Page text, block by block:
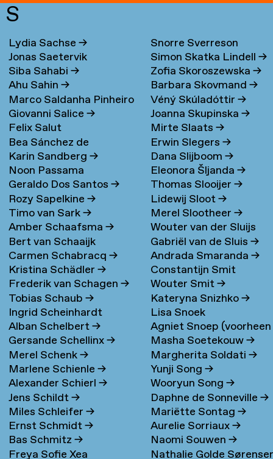
S
Lydia Sachse→
Jonas Saetervik
Siba Sahabi→
Ahu Sahin→
Marco Saldanha Pinheiro
→
Giovanni Salice→
Felix Salut
Bea Sánchez de
Lamadrid Bayón→
Karin Sandberg→
Noon Passama
Sanpatchayapong→
Geraldo Dos Santos→
Rozy Sapelkine→
Timo van Sark→
Amber Schaafsma→
Bert van Schaaijk
Carmen Schabracq→
Kristina Schädler→
Frederik van Schagen→
Tobias Schaub→
Ingrid Scheinhardt
Alban Schelbert→
Gersande Schellinx→
Merel Schenk→
Marlene Schienle→
Alexander Schierl→
Jens Schildt→
Miles Schleifer→
Ernst Schmidt→
Bas Schmitz→
Freya Sofie Xea
Snorre Sverreson
Skarveland Petlund→
Simon Skatka Lindell→
Zofia Skoroszewska→
Barbara Skovmand→
Véný Skúladóttir→
Joanna Skupinska→
Mirte Slaats→
Erwin Slegers→
Dana Slijboom→
Eleonora Šljanda→
Thomas Slooijer→
Lidewij Sloot→
Merel Slootheer→
Wouter van der Sluijs
Gabriël van de Sluis→
Andrada Smaranda→
Constantijn Smit
Wouter Smit→
Kateryna Snizhko→
Lisa Snoek
Agniet Snoep (voorheen
Meijerman)→
Masha Soetekouw→
Margherita Soldati→
Yunji Song→
Wooryun Song→
Daphne de Sonneville→
Mariëtte Sontag→
Aurelie Sorriaux→
Naomi Souwen→
Nathalie Golde